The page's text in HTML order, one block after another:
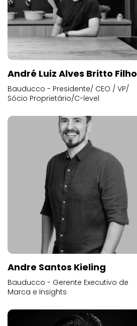
André Luiz Alves Britto Filho
Bauducco - Presidente/ CEO / VP/
Sócio Proprietário/C-level
Andre Santos Kieling
Bauducco - Gerente Executivo de
Marca e Insights